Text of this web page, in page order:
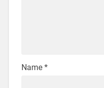
Name *